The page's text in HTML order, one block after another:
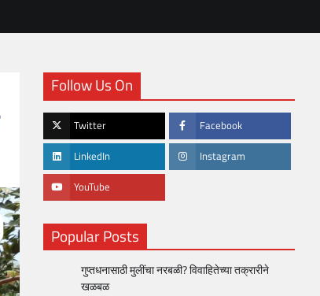
Follow Us On
Twitter Facebook
LinkedIn Instagram
YouTube
Popular Posts
गुप्तधनासाठी मुलींचा नरबळी? विवाहितेच्या तक्रारीने
खळबळ